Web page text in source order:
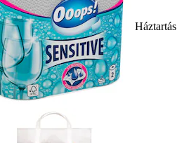
Háztartás